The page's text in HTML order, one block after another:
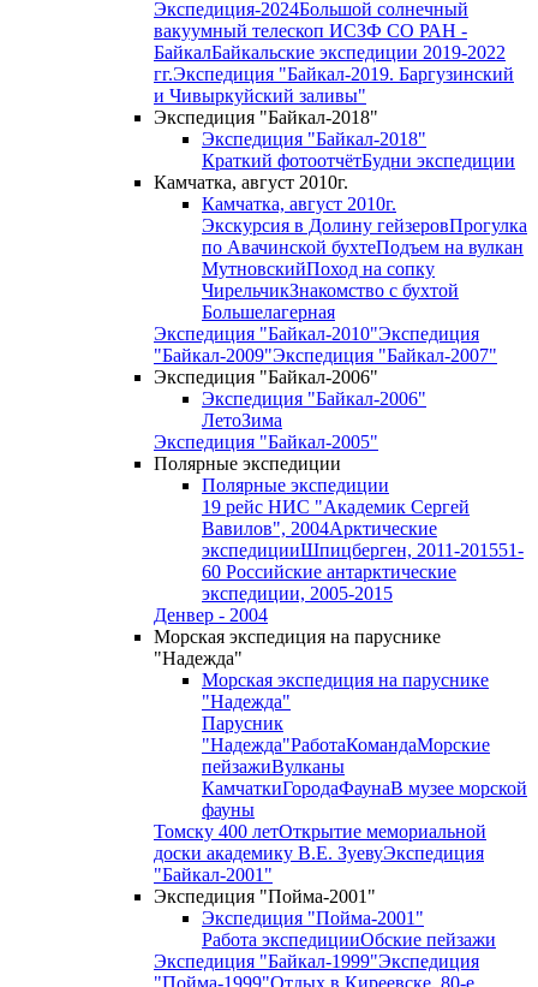
Экспедиция-2024Большой солнечный
вакуумный телескоп ИСЗФ СО РАН -
БайкалБайкальские экспедиции 2019-2022
гг.Экспедиция "Байкал-2019. Баргузинский
и Чивыркуйский заливы"
Экспедиция "Байкал-2018"
Экспедиция "Байкал-2018"
Краткий фотоотчётБудни экспедиции
Камчатка, август 2010г.
Камчатка, август 2010г.
Экскурсия в Долину гейзеровПрогулка
по Авачинской бухтеПодъем на вулкан
МутновскийПоход на сопку
ЧирельчикЗнакомство с бухтой
Большелагерная
Экспедиция "Байкал-2010"Экспедиция
"Байкал-2009"Экспедиция "Байкал-2007"
Экспедиция "Байкал-2006"
Экспедиция "Байкал-2006"
ЛетоЗима
Экспедиция "Байкал-2005"
Полярные экспедиции
Полярные экспедиции
19 рейс НИС "Академик Сергей
Вавилов", 2004Арктические
экспедицииШпицберген, 2011-201551-
60 Российские антарктические
экспедиции, 2005-2015
Денвер - 2004
Морская экспедиция на паруснике
"Надежда"
Морская экспедиция на паруснике
"Надежда"
Парусник
"Надежда"РаботаКомандаМорские
пейзажиВулканы
КамчаткиГородаФаунаВ музее морской
фауны
Томску 400 летОткрытие мемориальной
доски академику В.Е. ЗуевуЭкспедиция
"Байкал-2001"
Экспедиция "Пойма-2001"
Экспедиция "Пойма-2001"
Работа экспедицииОбские пейзажи
Экспедиция "Байкал-1999"Экспедиция
"Пойма-1999"Отдых в Киреевске, 80-е